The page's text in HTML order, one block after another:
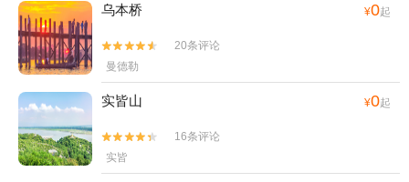
乌本桥 ¥0起


20条评论
曼德勒
实皆山 ¥0起


16条评论
实皆